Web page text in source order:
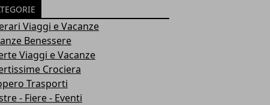
Viaggi e Vacanze
Benessere
Viaggi e Vacanze
Crociera
Trasporti
- Fiere - Eventi